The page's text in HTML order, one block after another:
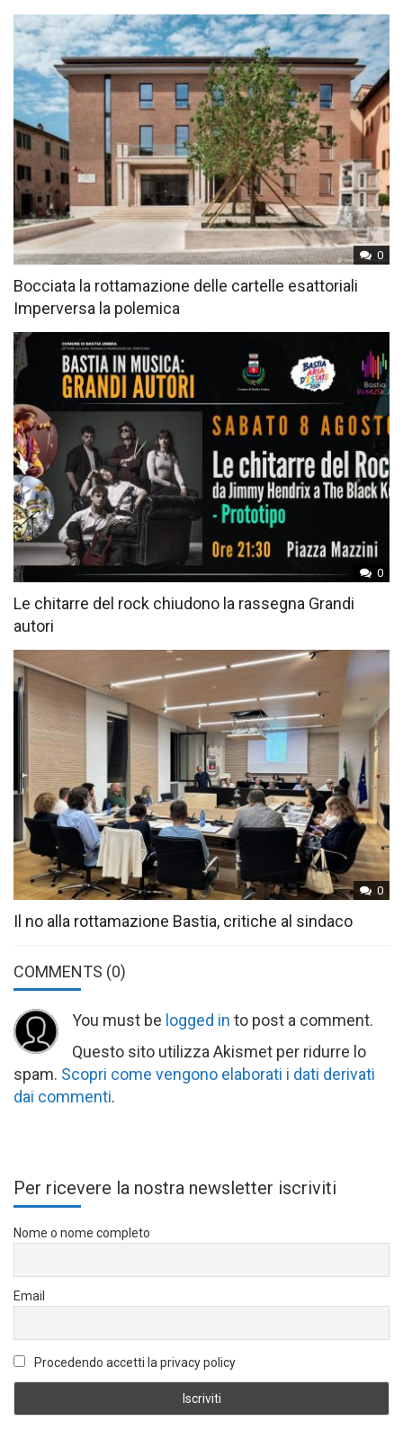
0
Bocciata la rottamazione delle cartelle esattoriali
Imperversa la polemica
0
Le chitarre del rock chiudono la rassegna Grandi
autori
0
Il no alla rottamazione Bastia, critiche al sindaco
COMMENTS (0)
You must be logged in to post a comment.
Questo sito utilizza Akismet per ridurre lo
spam. Scopri come vengono elaborati i dati derivati
dai commenti.
Per ricevere la nostra newsletter iscriviti
Nome o nome completo
Email
Procedendo accetti la privacy policy